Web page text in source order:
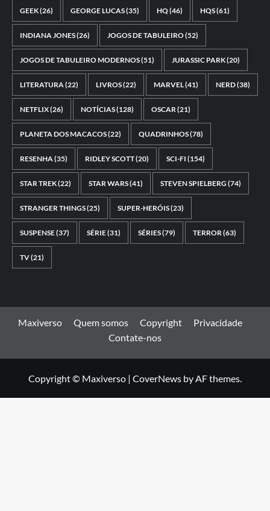
GEEK(26) GEORGE LUCAS(35) HQ(46) HQS(61)
INDIANA JONES(26) JOGOS DE TABULEIRO(52)
JOGOS DE TABULEIRO MODERNOS(51) JURASSIC PARK(20)
LITERATURA(22) LIVROS(22) MARVEL(41) NERD(38)
NETFLIX(26) NOTÍCIAS(128) OSCAR(21)
PLANETA DOS MACACOS(22) QUADRINHOS(78)
RESENHA(35) RIDLEY SCOTT(20) SCI-FI (154)
STAR TREK(22) STAR WARS(41) STEVEN SPIELBERG (74)
STRANGER THINGS(25) SUPER-HERÓIS(23)
SUSPENSE(37) SÉRIE(31) SÉRIES(79) TERROR(63)
TV(21)
Maxiverso Quem somos Copyright
Privacidade
Contate-nos
Copyright © Maxiverso | CoverNews by AF themes.